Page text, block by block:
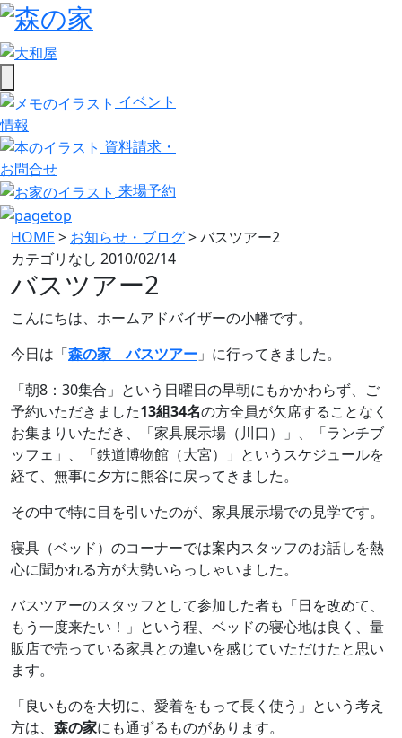
イベント
情報
資料請求・
お問合せ
来場予約
HOME > お知らせ・ブログ>バスツアー2
カテゴリなし 2010/02/14
バスツアー2
こんにちは、ホームアドバイザーの小幡です。
今日は「森の家 バスツアー 」に行ってきました。
「朝8：30集合」という日曜日の早朝にもかかわらず、ご
予約いただきました13組34名の方全員が欠席することなく
お集まりいただき、「家具展示場（川口）」、「ランチブ
ッフェ」、「鉄道博物館（大宮）」というスケジュールを
経て、無事に夕方に熊谷に戻ってきました。
その中で特に目を引いたのが、家具展示場での見学です。
寝具（ベッド）のコーナーでは案内スタッフのお話しを熱
心に聞かれる方が大勢いらっしゃいました。
バスツアーのスタッフとして参加した者も「日を改めて、
もう一度来たい！」という程、ベッドの寝心地は良く、量
販店で売っている家具との違いを感じていただけたと思い
ます。
「良いものを大切に、愛着をもって長く使う」という考え
方は、 森の家にも通ずるものがあります。